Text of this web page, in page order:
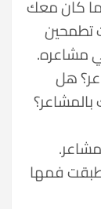
كان معك
تطمحين
مشاعره.
هل
فمها